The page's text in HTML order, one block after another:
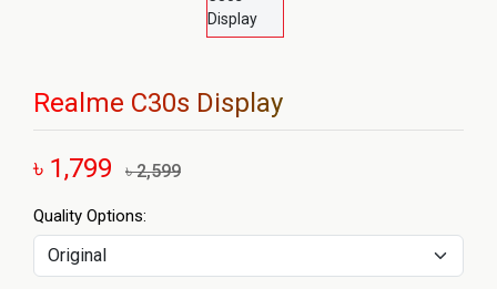
Realme C30s Display
৳ 1,799 ৳ 2,599
Quality Options: